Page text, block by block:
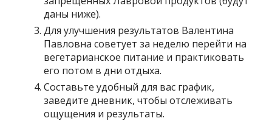
даны ниже).
Для улучшения результатов Валентина
Павловна советует за неделю перейти на
вегетарианское питание и практиковать
его потом в дни отдыха.
Составьте удобный для вас график,
заведите дневник, чтобы отслеживать
ощущения и результаты.